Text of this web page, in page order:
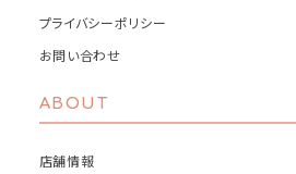
プライバシーポリシー
お問い合わせ
ABOUT
店舗情報